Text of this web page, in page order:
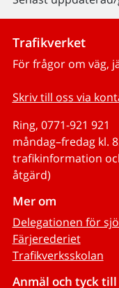
Trafikverket
För frågor om väg,
Skriv till oss via
Ring, 0771-921 921
måndag–fredag kl.
trafikinformation
åtgärd)
Mer om
Delegationen för
Färjerederiet
Trafikverksskolan
Anmäl och tyck till